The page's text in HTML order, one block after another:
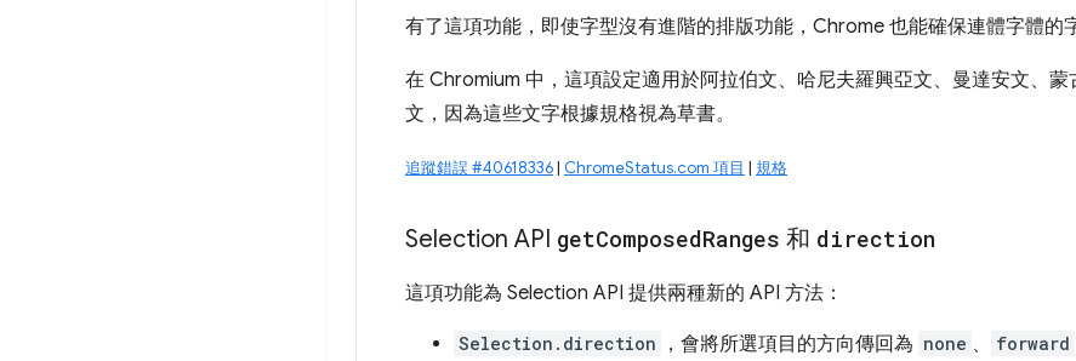
有了這項功能，即使字型沒有進階的排版功能，Chrome 也能確保連體字體的
在 Chromium 中，這項設定適用於阿拉伯文、哈尼夫羅興亞文、曼達安文、
文，因為這些文字根據規格視為草書。
追蹤錯誤 #40618336| ChromeStatus.com 項目 | 規格
Selection API getComposedRanges 和 direction
這項功能為 Selection API 提供兩種新的 API 方法：
Selection.direction ，會將所選項目的方向傳回為 none 、 forward